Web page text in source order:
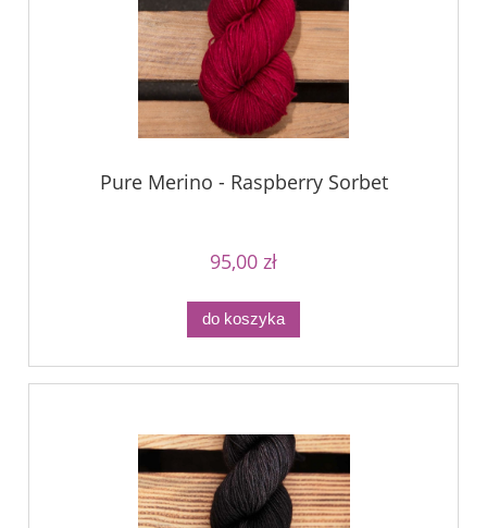
Pure Merino - Raspberry Sorbet
95,00 zł
do koszyka